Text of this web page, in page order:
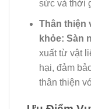
sức và thời
Thân thiện
khỏe: Sàn
xuất từ vật
hại, đảm
thân thiện